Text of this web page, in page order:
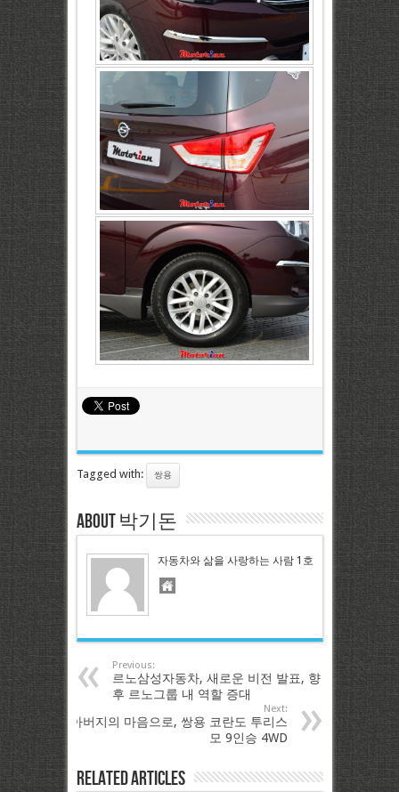
Tagged with: 쌍용
About 박기돈
자동차와 삶을 사랑하는 사람 1호
Previous:
르노삼성자동차, 새로운 비전 발표, 향
후 르노그룹 내 역할 증대
Next:
아버지의 마음으로, 쌍용 코란도 투리스
모 9인승 4WD
Related Articles